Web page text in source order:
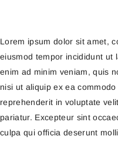
Lorem ipsum dolor sit amet,
eiusmod tempor incididunt ut
enim ad minim veniam, quis
nisi ut aliquip ex ea
reprehenderit in voluptate
pariatur. Excepteur sint
culpa qui officia deserunt